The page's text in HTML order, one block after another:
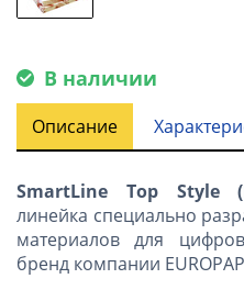
В наличии
Описание
SmartLine Top Style(
линейка специально
материалов для
бренд компании